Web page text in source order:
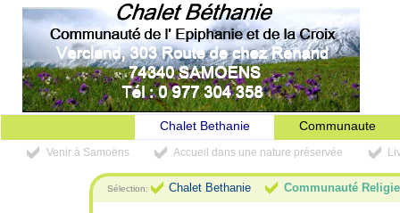
Chalet Bethanie Communaute
Venir à Samoëns Accueil dans une nature préservée
Sélection: Chalet Bethanie Communauté